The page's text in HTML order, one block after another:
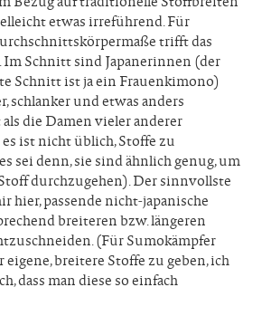
etwas irreführend. Für
trifft das
Schnitt sind Japanerinnen (der
Schnitt ist ja ein Frauenkimono)
schlanker und etwas anders
die Damen vieler anderer
ist nicht üblich, Stoffe zu
sei denn, sie sind ähnlich genug, um
durchzugehen). Der sinnvollste
hier, passende nicht-japanische
breiteren bzw. längeren
(Für Sumokämpfer
eigene, breitere Stoffe zu geben, ich
dass man diese so einfach